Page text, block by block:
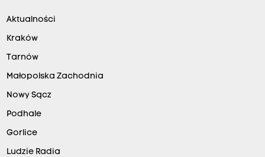
Aktualności
Kraków
Tarnów
Małopolska Zachodnia
Nowy Sącz
Podhale
Gorlice
Ludzie Radia